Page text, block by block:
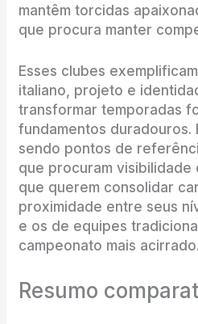
mantêm torcidas
que procura manter
Esses clubes
italiano, projeto e
transformar temporadas
fundamentos duradouros.
sendo pontos de
que procuram visibilidade
que querem consolidar
proximidade entre seus
e os de equipes
campeonato mais acirrado.
Resumo